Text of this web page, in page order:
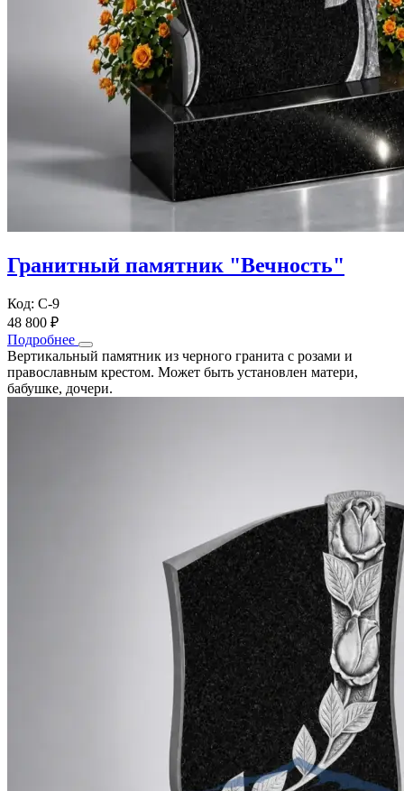
Гранитный памятник "Вечность"
Код: С-9
48 800 ₽
Подробнее
Вертикальный памятник из черного гранита с розами и
православным крестом. Может быть установлен матери,
бабушке, дочери.